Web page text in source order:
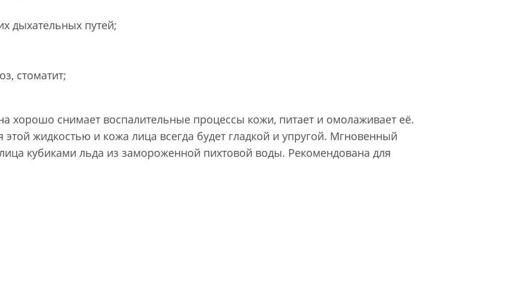
дыхательных путей;
стоматит;
хорошо снимает воспалительные процессы кожи, питает и омолаживает её.
этой жидкостью и кожа лица всегда будет гладкой и упругой. Мгновенный
кубиками льда из замороженной пихтовой воды. Рекомендована для